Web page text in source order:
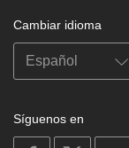
Cambiar idioma
Síguenos en
on